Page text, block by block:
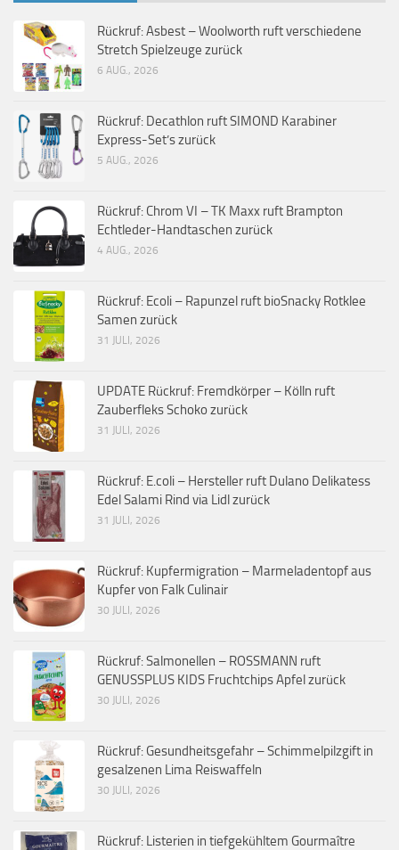
Rückruf: Asbest – Woolworth ruft verschiedene
Stretch Spielzeuge zurück
6 AUG., 2026
Rückruf: Decathlon ruft SIMOND Karabiner
Express-Set’s zurück
5 AUG., 2026
Rückruf: Chrom VI – TK Maxx ruft Brampton
Echtleder-Handtaschen zurück
4 AUG., 2026
Rückruf: Ecoli – Rapunzel ruft bioSnacky Rotklee
Samen zurück
31 JULI, 2026
UPDATE Rückruf: Fremdkörper – Kölln ruft
Zauberfleks Schoko zurück
31 JULI, 2026
Rückruf: E.coli – Hersteller ruft Dulano Delikatess
Edel Salami Rind via Lidl zurück
31 JULI, 2026
Rückruf: Kupfermigration – Marmeladentopf aus
Kupfer von Falk Culinair
30 JULI, 2026
Rückruf: Salmonellen – ROSSMANN ruft
GENUSSPLUS KIDS Fruchtchips Apfel zurück
30 JULI, 2026
Rückruf: Gesundheitsgefahr – Schimmelpilzgift in
gesalzenen Lima Reiswaffeln
30 JULI, 2026
Rückruf: Listerien in tiefgekühltem Gourmaître